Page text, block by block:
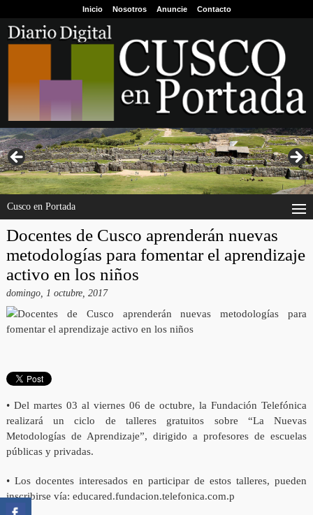
Inicio Nosotros Anuncie Contacto
Cusco en Portada
Docentes de Cusco aprenderán nuevas
metodologías para fomentar el aprendizaje
activo en los niños
domingo, 1 octubre, 2017
• Del martes 03 al viernes 06 de octubre, la Fundación Telefónica
realizará un ciclo de talleres gratuitos sobre “La Nuevas
Metodologías de Aprendizaje”, dirigido a profesores de escuelas
públicas y privadas.
• Los docentes interesados en participar de estos talleres, pueden
inscribirse vía: educared.fundacion.telefonica.com.p